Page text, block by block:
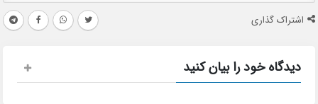
اشتراک گذاری
دیدگاه خود را بیان کنید